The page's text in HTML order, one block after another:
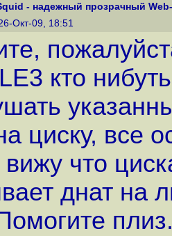
- надежный прозрачный
Окт-09, 18:51
кто
циску, все
что
днат на